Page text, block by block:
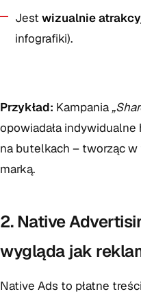
Jest wizualnie
infografiki).
Przykład: Kampania
opowiadała
na butelkach – tworząc
marką.
2. Native
wygląda jak
Native Ads to płatne